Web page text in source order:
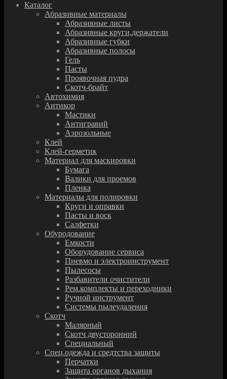
Каталог
Абразивные материалы
Абразивные листы
Абразивные круги,держатели
Абразивные губки
Абразивные полосы
Гель
Пасты
Проявочная пудра
Скотч-брайт
Автохимия
Антикор
Мастики
Антигравий
Аэрозольные
Клей
Клей-герметик
Материал для маскировки
Бумага
Валики для проемов
Пленка
Материалы для полировки
Круги и оправки
Пасты и воск
Салфетки
Обуродование
Емкости
Оборудование сервиса
Пневмо и электроинструмент
Пылесосы
Разбавители очистители
Рем.комплекты и переходники
Ручной инструмент
Системы пылеудаления
Скотч
Малярный
Скотч двусторонний
Специальный
Спец.одежда и средтства защиты
Перчатки
Защита органов дыхания